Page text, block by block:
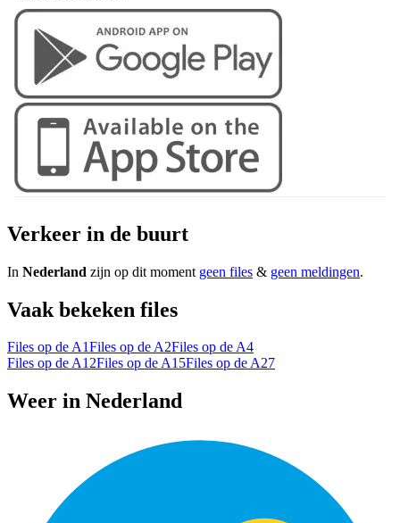
Verkeer in de buurt
In Nederland zijn op dit moment geen files & geen meldingen.
Vaak bekeken files
Files op de A1Files op de A2Files op de A4
Files op de A12Files op de A15Files op de A27
Weer in Nederland